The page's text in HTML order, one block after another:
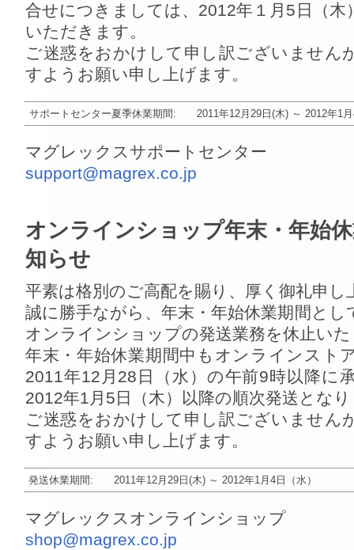
合せにつきましては、2012年１月5日（
いただきます。
ご迷惑をおかけして申し訳ございません
すようお願い申し上げます。
サポートセンター夏季休業期間: 2011年12月29日(木) ～ 2012年1月
マグレックスサポートセンター
support@magrex.co.jp
オンラインショップ年末・年始
知らせ
平素は格別のご高配を賜り、厚く御礼申し
誠に勝手ながら、年末・年始休業期間と
オンラインショップの発送業務を休止い
年末・年始休業期間中もオンラインスト
2011年12月28日（水）の午前9時以降に
2012年1月5日（木）以降の順次発送とな
ご迷惑をおかけして申し訳ございません
すようお願い申し上げます。
発送休業期間: 2011年12月29日(木) ～ 2012年1月4日（水）
マグレックスオンラインショップ
shop@magrex.co.jp